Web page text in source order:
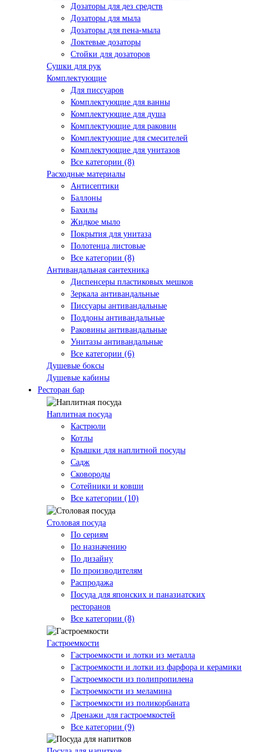
Дозаторы для дез средств
Дозаторы для мыла
Дозаторы для пена-мыла
Локтевые дозаторы
Стойки для дозаторов
Сушки для рук
Комплектующие
Для писсуаров
Комплектующие для ванны
Комплектующие для душа
Комплектующие для раковин
Комплектующие для смесителей
Комплектующие для унитазов
Все категории (8)
Расходные материалы
Антисептики
Баллоны
Бахилы
Жидкое мыло
Покрытия для унитаза
Полотенца листовые
Все категории (8)
Антивандальная сантехника
Диспенсеры пластиковых мешков
Зеркала антивандальные
Писсуары антивандальные
Поддоны антивандальные
Раковины антивандальные
Унитазы антивандальные
Все категории (6)
Душевые боксы
Душевые кабины
Ресторан бар
Наплитная посуда
Кастрюли
Котлы
Крышки для наплитной посуды
Садж
Сковороды
Сотейники и ковши
Все категории (10)
Столовая посуда
По сериям
По назначению
По дизайну
По производителям
Распродажа
Посуда для японских и паназиатских
ресторанов
Все категории (8)
Гастроемкости
Гастроемкости и лотки из металла
Гастроемкости и лотки из фарфора и керамики
Гастроемкости из полипропилена
Гастроемкости из меламина
Гастроемкости из поликорбаната
Дренажи для гастроемкостей
Все категории (9)